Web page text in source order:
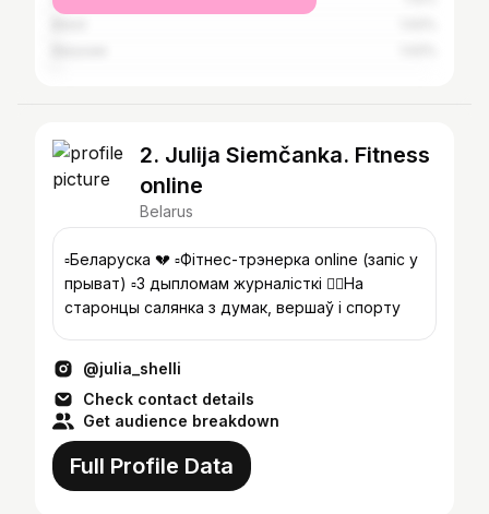
2. Julija Siemčanka. Fitness
online
Belarus
▫️Беларуска 💔 ▫️Фітнес-трэнерка online (запіс у
прыват) ▫️З дыпломам журналісткі ❤️‍🔥На
старонцы салянка з думак, вершаў і спорту
@julia_shelli
Check contact details
Get audience breakdown
Full Profile Data